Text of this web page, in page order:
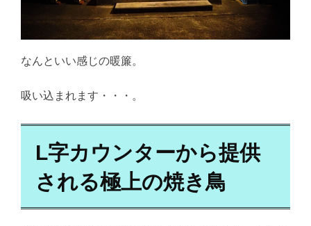
なんといい感じの暖簾。
吸い込まれます・・・。
L字カウンターから提供
される極上の焼き鳥